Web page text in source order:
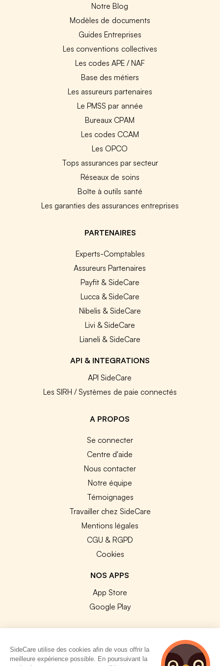
Notre Blog
Modèles de documents
Guides Entreprises
Les conventions collectives
Les codes APE / NAF
Base des métiers
Les assureurs partenaires
Le PMSS par année
Bureaux CPAM
Les codes CCAM
Les OPCO
Tops assurances par secteur
Réseaux de soins
Boîte à outils santé
Les garanties des assurances entreprises
PARTENAIRES
Experts-Comptables
Assureurs Partenaires
Payfit & SideCare
Lucca & SideCare
Nibelis & SideCare
Livi & SideCare
Lianeli & SideCare
API & INTEGRATIONS
API SideCare
Les SIRH / Systèmes de paie connectés
A PROPOS
Se connecter
Centre d'aide
Nous contacter
Notre équipe
Témoignages
Travailler chez SideCare
Mentions légales
CGU & RGPD
Cookies
NOS APPS
App Store
Google Play
SideCare utilise des cookies afin de vous offrir la
meilleure expérience possible. En poursuivant la